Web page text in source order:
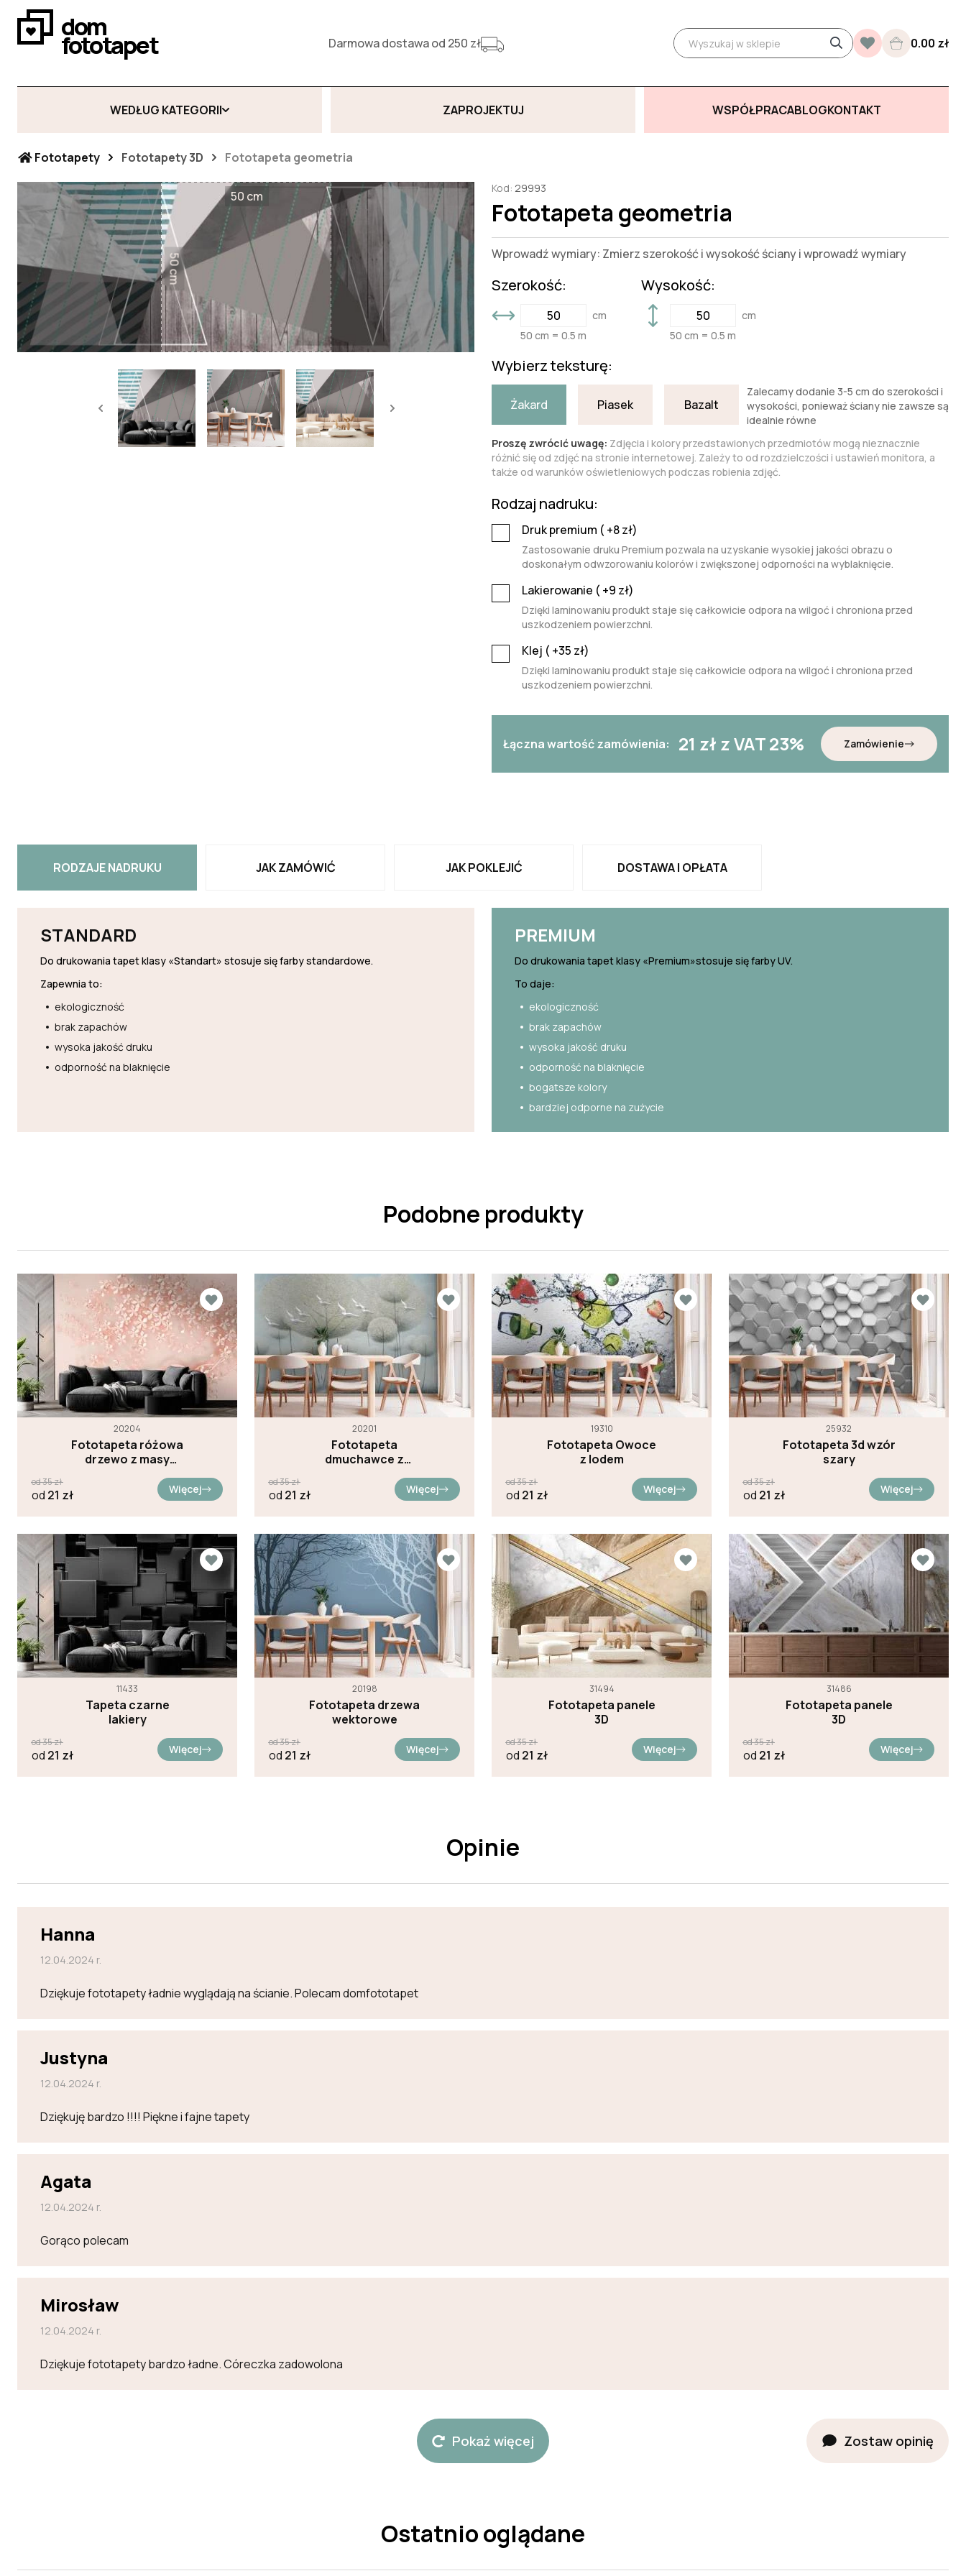
dom
fototapet Darmowa dostawa od 250 zł 0.00 zł
WEDŁUG KATEGORII ZAPROJEKTUJ WSPÓŁPRACABLOGKONTAKT
Fototapety Fototapety 3D Fototapeta geometria
50 cm
50 cm
Kod: 29993
Fototapeta geometria
Wprowadź wymiary: Zmierz szerokość i wysokość ściany i wprowadź wymiary
Szerokość:
cm
50 cm = 0.5 m
Wysokość:
cm
50 cm = 0.5 m
Wybierz teksturę:
Żakard Piasek Bazalt
Zalecamy dodanie 3-5 cm do szerokości i
wysokości, ponieważ ściany nie zawsze są
idealnie równe
Proszę zwrócić uwagę: Zdjęcia i kolory przedstawionych przedmiotów mogą nieznacznie
różnić się od zdjęć na stronie internetowej. Zależy to od rozdzielczości i ustawień monitora, a
także od warunków oświetleniowych podczas robienia zdjęć.
Rodzaj nadruku:
Druk premium ( +8zł)
Zastosowanie druku Premium pozwala na uzyskanie wysokiej jakości obrazu o
doskonałym odwzorowaniu kolorów i zwiększonej odporności na wyblaknięcie.
Lakierowanie ( +9 zł)
Dzięki laminowaniu produkt staje się całkowicie odpora na wilgoć i chroniona przed
uszkodzeniem powierzchni.
Klej ( +35 zł)
Dzięki laminowaniu produkt staje się całkowicie odpora na wilgoć i chroniona przed
uszkodzeniem powierzchni.
Łączna wartość zamówienia: 21 zł z VAT 23% Zamówienie
RODZAJE NADRUKU JAK ZAMÓWIĆ JAK POKLEJIĆ DOSTAWA I OPŁATA
STANDARD
Do drukowania tapet klasy «Standart» stosuje się farby standardowe.
Zapewnia to:
ekologiczność
brak zapachów
wysoka jakość druku
odporność na blaknięcie
PREMIUM
Do drukowania tapet klasy «Premium»stosuje się farby UV.
To daje:
ekologiczność
brak zapachów
wysoka jakość druku
odporność na blaknięcie
bogatsze kolory
bardziej odporne na zużycie
Podobne produkty
20204
Fototapeta różowa
drzewo z masy
od35zł
od 21 zł Więcej
20201
Fototapeta
dmuchawce z
od35zł
od 21 zł Więcej
19310
Fototapeta Owoce
z lodem
od35zł
od 21 zł Więcej
25932
Fototapeta 3d wzór
szary
od35zł
od 21 zł Więcej
11433
Tapeta czarne
lakiery
od35zł
od 21 zł Więcej
20198
Fototapeta drzewa
wektorowe
od35zł
od 21 zł Więcej
31494
Fototapeta panele
3D
od35zł
od 21 zł Więcej
31486
Fototapeta panele
3D
od35zł
od 21 zł Więcej
Opinie
Hanna
12.04.2024 r.
Dziękuje fototapety ładnie wyglądają na ścianie. Polecam domfototapet
Justyna
12.04.2024 r.
Dziękuję bardzo !!!! Piękne i fajne tapety
Agata
12.04.2024 r.
Gorąco polecam
Mirosław
12.04.2024 r.
Dziękuje fototapety bardzo ładne. Córeczka zadowolona
Pokaż więcej Zostaw opinię
Ostatnio oglądane